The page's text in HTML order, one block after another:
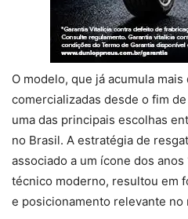
O modelo, que já acumula
comercializadas desde o fim
uma das principais escolhas
no Brasil. A estratégia de
associado a um ícone dos
técnico moderno, resultou em
e posicionamento relevante no